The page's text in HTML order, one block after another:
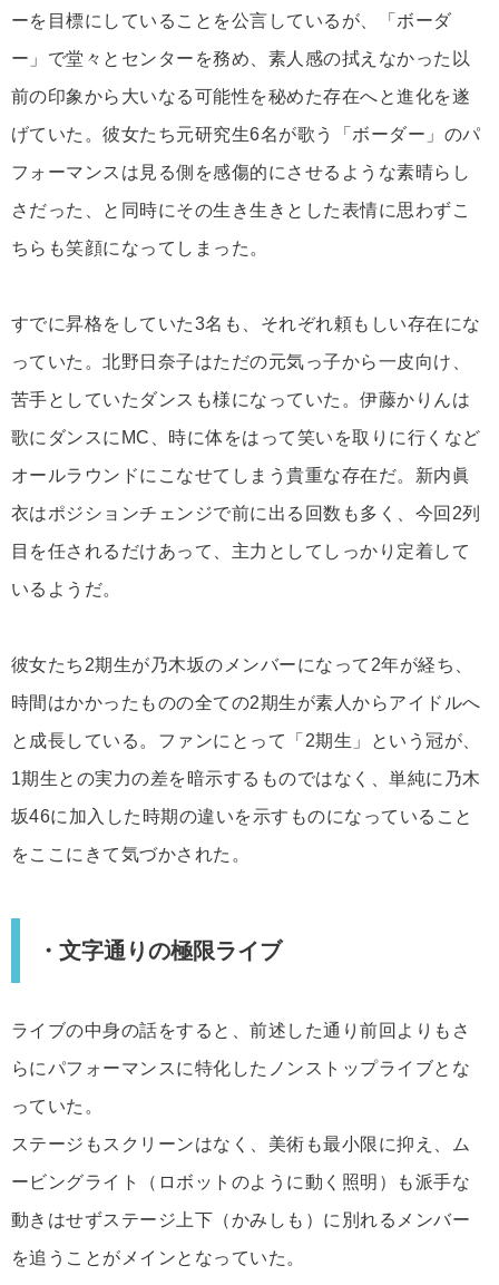
ーを目標にしていることを公言しているが、「ボーダ
ー」で堂々とセンターを務め、素人感の拭えなかった以
前の印象から大いなる可能性を秘めた存在へと進化を遂
げていた。彼女たち元研究生6名が歌う「ボーダー」のパ
フォーマンスは見る側を感傷的にさせるような素晴らし
さだった、と同時にその生き生きとした表情に思わずこ
ちらも笑顔になってしまった。
すでに昇格をしていた3名も、それぞれ頼もしい存在にな
っていた。北野日奈子はただの元気っ子から一皮向け、
苦手としていたダンスも様になっていた。伊藤かりんは
歌にダンスにMC、時に体をはって笑いを取りに行くなど
オールラウンドにこなせてしまう貴重な存在だ。新内眞
衣はポジションチェンジで前に出る回数も多く、今回2列
目を任されるだけあって、主力としてしっかり定着して
いるようだ。
彼女たち2期生が乃木坂のメンバーになって2年が経ち、
時間はかかったものの全ての2期生が素人からアイドルへ
と成長している。ファンにとって「2期生」という冠が、
1期生との実力の差を暗示するものではなく、単純に乃木
坂46に加入した時期の違いを示すものになっていること
をここにきて気づかされた。
・文字通りの極限ライブ
ライブの中身の話をすると、前述した通り前回よりもさ
らにパフォーマンスに特化したノンストップライブとな
っていた。
ステージもスクリーンはなく、美術も最小限に抑え、ム
ービングライト（ロボットのように動く照明）も派手な
動きはせずステージ上下（かみしも）に別れるメンバー
を追うことがメインとなっていた。